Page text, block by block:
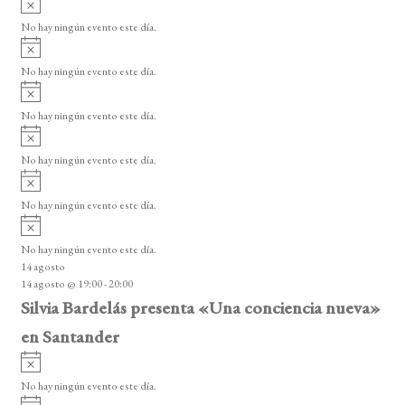
n
t
o
s
o
v
i
o
No hay ningún evento este día.
A
v
i
o
No hay ningún evento este día.
A
v
i
o
No hay ningún evento este día.
A
v
i
o
No hay ningún evento este día.
A
v
i
o
No hay ningún evento este día.
A
v
i
s
o
No hay ningún evento este día.
14 agosto
14 agosto @ 19:00-20:00
Silvia Bardelás presenta «Una conciencia nueva»
en Santander
A
v
i
No hay ningún evento este día.
A